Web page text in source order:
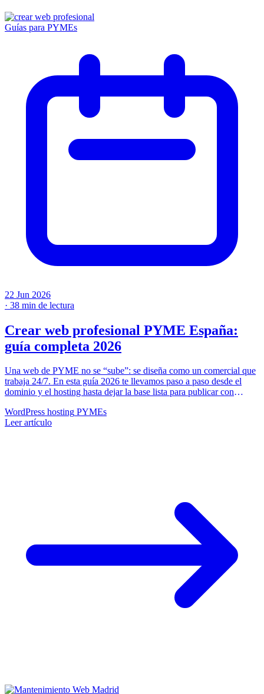
Guías para PYMEs
22 Jun 2026
· 38 min de lectura
Crear web profesional PYME España:
guía completa 2026
Una web de PYME no se “sube”: se diseña como un comercial que
trabaja 24/7. En esta guía 2026 te llevamos paso a paso desde el
dominio y el hosting hasta dejar la base lista para publicar con
WordPress hosting PYMEs
Leer artículo